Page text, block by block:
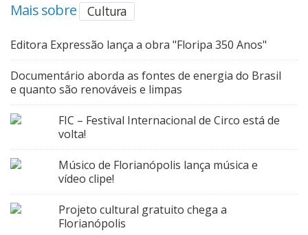
Agenda Cultural
Anuncie
Fale Conosco
Mais sobre Cultura
Editora Expressão lança a obra "Floripa 350 Anos"
Documentário aborda as fontes de energia do Brasil
e quanto são renováveis e limpas
FIC – Festival Internacional de Circo está de
volta!
Músico de Florianópolis lança música e
vídeo clipe!
Projeto cultural gratuito chega a
Florianópolis